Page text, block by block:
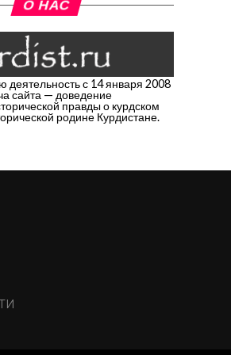
О НАС
деятельность с 14 января 2008
сайта — доведение
правды о курдском
родине Курдистане.